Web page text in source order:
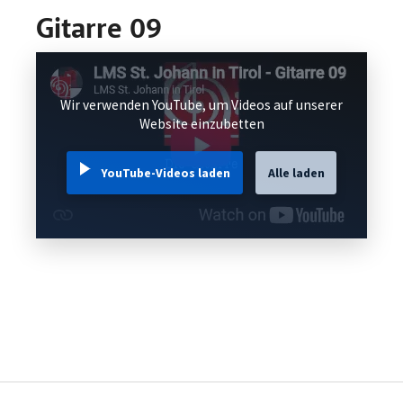
Gitarre 09
Wir verwenden YouTube, um Videos auf unserer
Website einzubetten
YouTube-Videos laden Alle laden